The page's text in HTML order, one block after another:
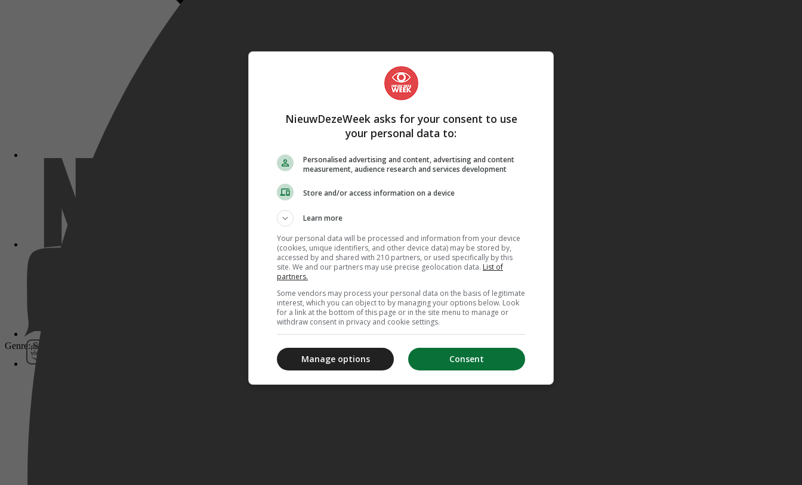
Genre: Sci-Fi, Action
NieuwDezeWeek asks for your consent to use
your personal data to:
Personalised advertising and content, advertising and content
measurement, audience research and services development
Store and/or access information on a device
Learn more
Your personal data will be processed and information from your device
(cookies, unique identifiers, and other device data) may be stored by,
accessed by and shared with 210 partners, or used specifically by this
site. We and our partners may use precise geolocation data. List of
partners.
Some vendors may process your personal data on the basis of legitimate
interest, which you can object to by managing your options below. Look
for a link at the bottom of this page or in the site menu to manage or
withdraw consent in privacy and cookie settings.
Consent
Manage options